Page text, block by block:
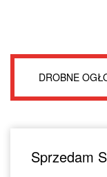
DROBNE
Sprzedam